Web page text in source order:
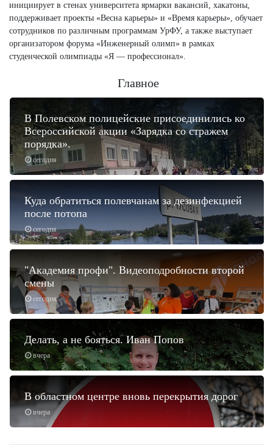
инициирует в стенах университета ярмарки вакансий, хакатоны,
поддерживает проекты «Весна карьеры» и «Время карьеры», обучает
сотрудников по различным программам УрФУ, а также выступает
организатором форума «Инженерный олимп» в рамках
студенческой олимпиады «Я — профессионал».
Главное
сегодня
В Полевском полицейские присоединились ко
Всероссийской акции «Зарядка со стражем
порядка».
сегодня
Куда обратиться полевчанам за дезинфекцией
после потопа
сегодня
"Академия профи". Видеоподробности второй
смены
вчера
Делать, а не бояться. Иван Попов
вчера
В областном центре вновь перекрытия дорог